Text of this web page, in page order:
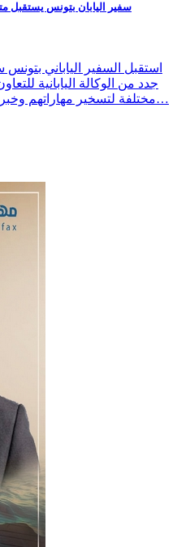
سفير اليابان بتونس يستقبل
استقبل السفير الياباني
جدد من الوكالة اليابانية
مختلفة لتسخير مهاراتهم وخبراتهم لخدمة المجتمعات المحلية في…